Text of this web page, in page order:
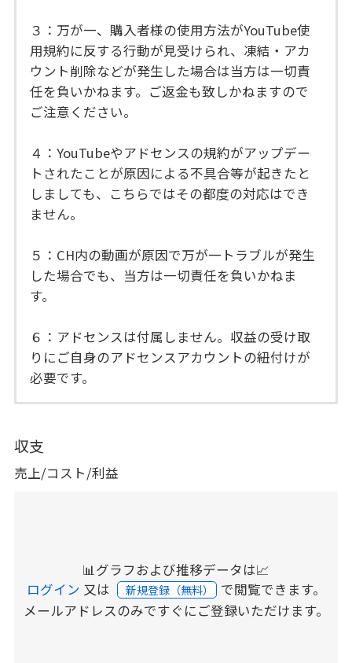
３：万が一、購入者様の使用方法がYouTube使
用規約に反する行動が見受けられ、凍結・アカ
ウント削除などが発生した場合は当方は一切責
任を負いかねます。ご返金も致しかねますので
ご注意ください。
４：YouTubeやアドセンスの規約がアップデー
トされたことが原因による不具合等が起きたと
しましても、こちらではその都度の対応はでき
ません。
５：CH内の動画が原因で万が一トラブルが発生
した場合でも、当方は一切責任を負いかねま
す。
６：アドセンスは付属しません。収益の受け取
りにご自身のアドセンスアカウントの紐付けが
必要です。
収支
売上/コスト/利益
📊グラフおよび推移データは📈
ログイン 又は 新規登録（無料） で閲覧できます。
メールアドレスのみですぐにご登録いただけます。